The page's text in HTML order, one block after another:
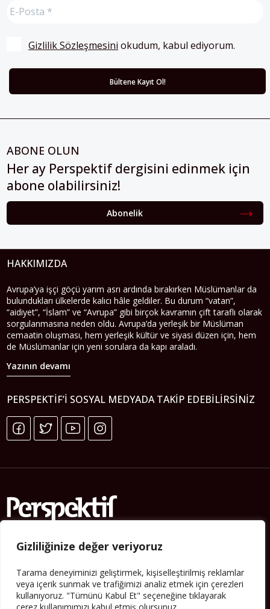
Gizliliğinize değer veriyoruz
Tarama deneyiminizi geliştirmek, kişiselleştirilmiş reklamlar
veya içerik sunmak ve trafiğimizi analiz etmek için çerezleri
kullanıyoruz. "Tümünü Kabul Et" seçeneğine tıklayarak
Gizlilik Sözleşmesini okudum, kabul ediyorum.
ABONE OLUN
Her ay Perspektif dergisini edinmek için
abone olabilirsiniz!
Abonelik
HAKKIMIZDA
Avrupa’ya işçi göçü yarım asrı ardında bırakırken Müslümanlar da
bulundukları ülkelerde kalıcı hâle geldiler. Bu durum “vatan”,
“aidiyet”, “İslam” ve “Avrupa” gibi birçok kavramın çift taraflı olarak
sorgulanmasına neden oldu. Avrupa’da yerleşik bir Müslüman
cemaatin oluşması, hem yerleşik kültür ve siyasi düzen için, hem
de Müslümanlar için yeni sorulara da kapı araladı.
Yazının devamı
PERSPEKTIF’I SOSYAL MEDYADA TAKIP EDEBILIRSINIZ
Yorum Kuralları
Abonelik